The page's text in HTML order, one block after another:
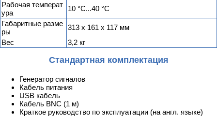
Рабочая температ
ура
10 °C...40 °C
Габаритные разме
ры
313 х 161 х 117 мм
Вес
3,2 кг
Стандартная комплектация
Генератор сигналов
Кабель питания
USB кабель
Кабель BNC (1 м)
Краткое руководство по эксплуатации (на англ. языке)